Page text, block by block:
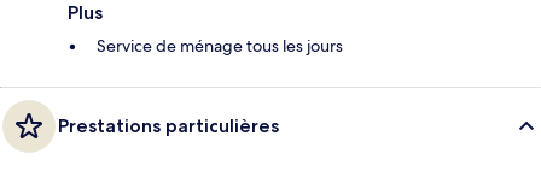
Plus
Service de ménage tous les jours
Prestations particulières